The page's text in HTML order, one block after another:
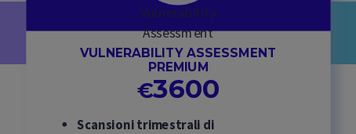
VULNERABILITY ASSESSMENT
PREMIUM
€3600
Scansioni trimestrali di